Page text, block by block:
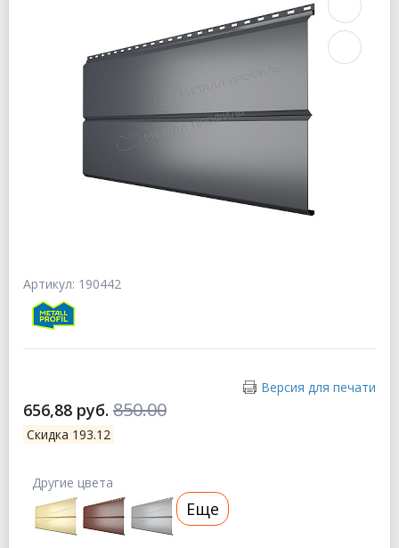
Артикул: 190442
Версия для печати
656,88 руб. 850.00
Скидка 193.12
Другие цвета
Еще